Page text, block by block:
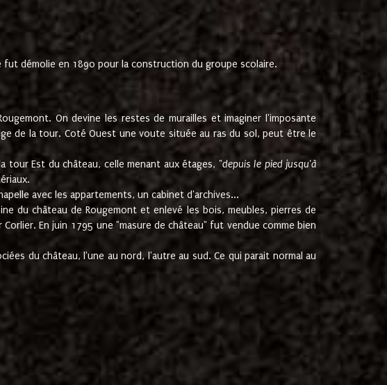
démolie en 1890 pour la construction du groupe scolaire.
On devine les restes de murailles et imaginer l'imposante
de la tour. Coté Ouest une voute située au ras du sol, peut être le
tour Est du château, celle menant aux étages, "depuis le pied jusqu'à
avec les appartements, un cabinet d'archives...
du château de Rougemont et enlevé les bois, meubles, pierres de
En juin 1795 une "masure de château" fut vendue comme bien
du château, l'une au nord, l'autre au sud. Ce qui parait normal au